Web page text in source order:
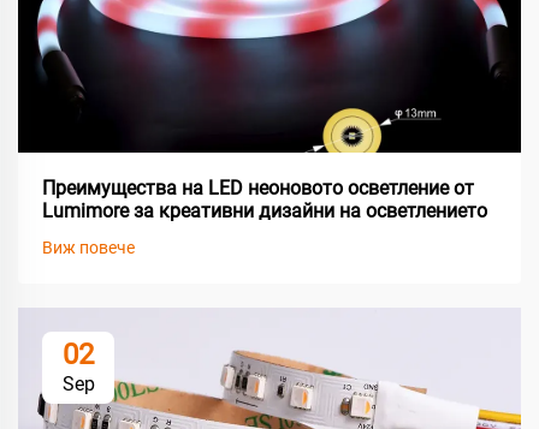
Преимущества на LED неоновото осветление от
Lumimore за креативни дизайни на осветлението
Виж повече
02
Sep